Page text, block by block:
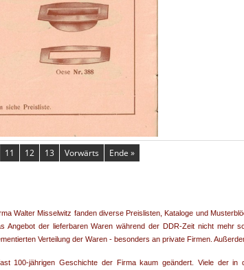
11 12 13 Vorwärts Ende »
Walter Misselwitz fanden diverse Preislisten, Kataloge und
Angebot der lieferbaren Waren während der DDR-Zeit nicht mehr
Verteilung der Waren - besonders an private Firmen.
100-jährigen Geschichte der Firma kaum geändert. Viele der in